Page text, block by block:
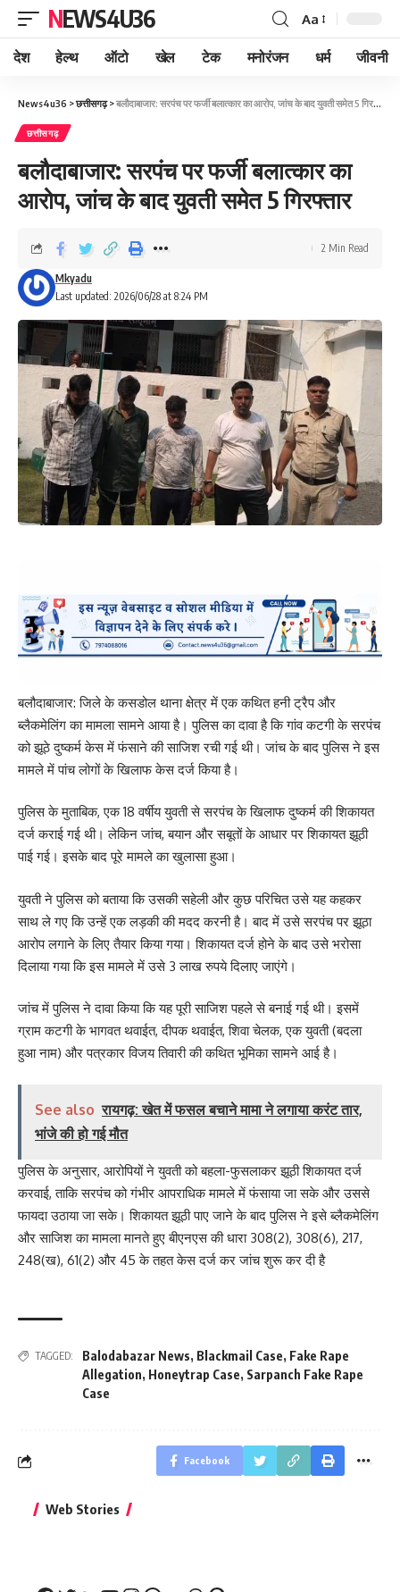
NEWS4U36 Aa
देश हेल्थ ऑटो खेल टेक मनोरंजन धर्म जीवनी
News4u36 >छत्तीसगढ़>बलौदाबाजार: सरपंच पर फर्जी बलात्कार का आरोप, जांच के बाद युवती समेत 5 गिरफ्तार
छत्तीसगढ़
बलौदाबाजार: सरपंच पर फर्जी बलात्कार का
आरोप, जांच के बाद युवती समेत 5 गिरफ्तार
Last updated: 2026/06/28 at 8:24 PM
Mkyadu
2 Min Read
बलौदाबाजार: जिले के कसडोल थाना क्षेत्र में एक कथित हनी ट्रैप और
ब्लैकमेलिंग का मामला सामने आया है। पुलिस का दावा है कि गांव कटगी के सरपंच
को झूठे दुष्कर्म केस में फंसाने की साजिश रची गई थी। जांच के बाद पुलिस ने इस
मामले में पांच लोगों के खिलाफ केस दर्ज किया है।
पुलिस के मुताबिक, एक 18 वर्षीय युवती से सरपंच के खिलाफ दुष्कर्म की शिकायत
दर्ज कराई गई थी। लेकिन जांच, बयान और सबूतों के आधार पर शिकायत झूठी
पाई गई। इसके बाद पूरे मामले का खुलासा हुआ।
युवती ने पुलिस को बताया कि उसकी सहेली और कुछ परिचित उसे यह कहकर
साथ ले गए कि उन्हें एक लड़की की मदद करनी है। बाद में उसे सरपंच पर झूठा
आरोप लगाने के लिए तैयार किया गया। शिकायत दर्ज होने के बाद उसे भरोसा
दिलाया गया कि इस मामले में उसे 3 लाख रुपये दिलाए जाएंगे।
जांच में पुलिस ने दावा किया कि यह पूरी साजिश पहले से बनाई गई थी। इसमें
ग्राम कटगी के भागवत थवाईत, दीपक थवाईत, शिवा चेलक, एक युवती (बदला
हुआ नाम) और पत्रकार विजय तिवारी की कथित भूमिका सामने आई है।
See also रायगढ़: खेत में फसल बचाने मामा ने लगाया करंट तार,
भांजे की हो गई मौत
पुलिस के अनुसार, आरोपियों ने युवती को बहला-फुसलाकर झूठी शिकायत दर्ज
करवाई, ताकि सरपंच को गंभीर आपराधिक मामले में फंसाया जा सके और उससे
फायदा उठाया जा सके। शिकायत झूठी पाए जाने के बाद पुलिस ने इसे ब्लैकमेलिंग
और साजिश का मामला मानते हुए बीएनएस की धारा 308(2), 308(6), 217,
248(ख), 61(2) और 45 के तहत केस दर्ज कर जांच शुरू कर दी है
TAGGED: Balodabazar News, Blackmail Case, Fake Rape
Allegation, Honeytrap Case, Sarpanch Fake Rape
Case
Facebook
Web Stories
नीतीश कुमार का पहला